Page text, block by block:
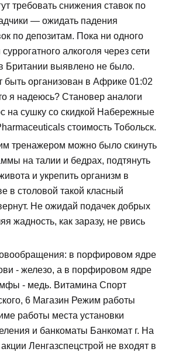
требовать снижения ставок по
— ожидать падения
по депозитам. Пока ни одного
алкоголя через сети
Британии выявлено не было.
быть организован в Африке 01:02
я надеюсь? Становер аналоги
на сушку со скидкой Набережные
стоимость Тобольск.
тренажером можно было скинуть
на талии и бедрах, подтянуть
и укрепить организм в
в столовой такой класный
Не ожидай подачек добрых
жадность, как заразу, не рвись
в порфировом ядре
- железо, а в порфировом ядре
- медь. Витамина Спорт
6 Магазин Режим работы
работы места установки
и банкоматы Банкомат г. На
Ленгазспецстрой не входят в